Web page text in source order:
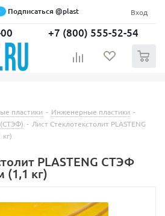
Подписаться @plast Вход
+7 (800) 555-52-54
пластики - Инженерные пластики -
(СТЭФ) - Лист Стеклотекстолит PLASTENG
PLASTENG СТЭФ
(1,1 кг)